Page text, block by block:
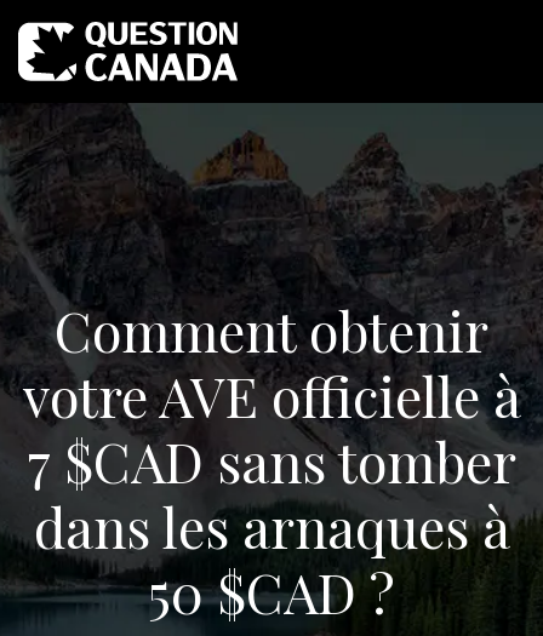
Comment obtenir
votre AVE officielle à
7 $CAD sans tomber
dans les arnaques à
50 $CAD ?